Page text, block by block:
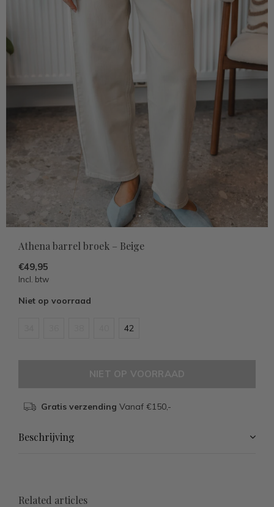
Athena barrel broek – Beige
€49,95
Incl. btw
Niet op voorraad
42
NIET OP VOORRAAD
Gratis verzending Vanaf €150,-
Beschrijving
Related articles